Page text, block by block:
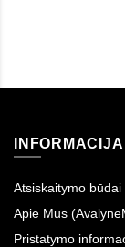
INFORMACIJA
Atsiskaitymo būdai
Apie Mus
Pristatymo